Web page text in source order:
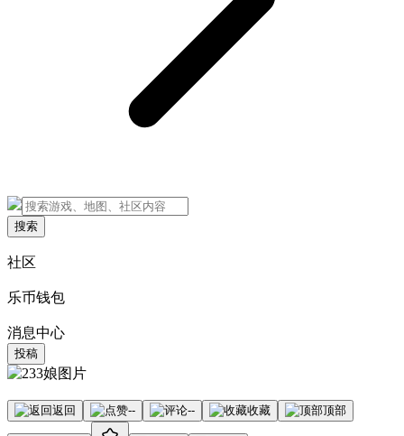
搜索
社区
乐币钱包
消息中心
投稿
返回 -- -- 收藏 顶部